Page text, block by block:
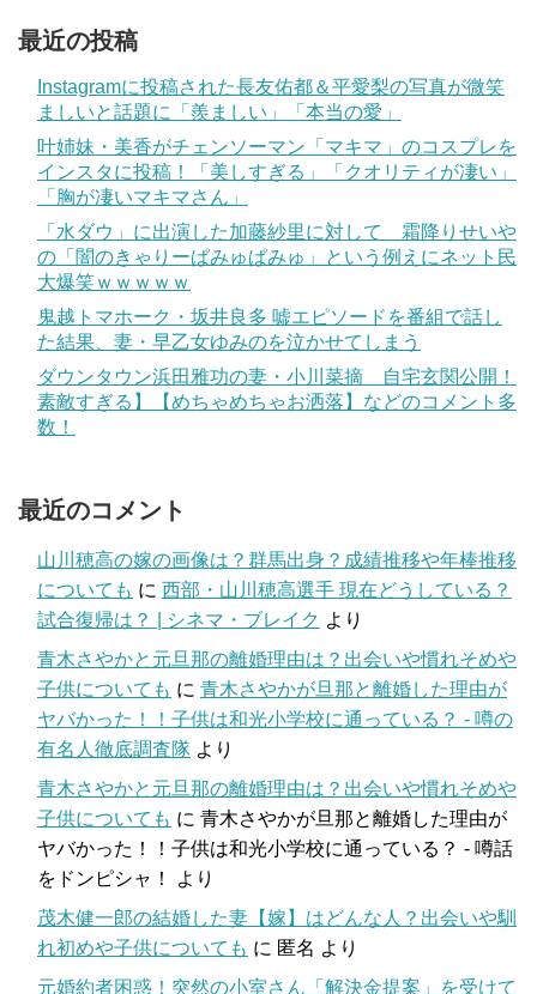
最近の投稿
Instagramに投稿された長友佑都＆平愛梨の写真が微笑
ましいと話題に「羨ましい」「本当の愛」
叶姉妹・美香がチェンソーマン「マキマ」のコスプレを
インスタに投稿！「美しすぎる」「クオリティが凄い」
「胸が凄いマキマさん」
「水ダウ」に出演した加藤紗里に対して 霜降りせいや
の「闇のきゃりーぱみゅぱみゅ」という例えにネット民
大爆笑ｗｗｗｗｗ
鬼越トマホーク・坂井良多 嘘エピソードを番組で話し
た結果、妻・早乙女ゆみのを泣かせてしまう
ダウンタウン浜田雅功の妻・小川菜摘 自宅玄関公開！
素敵すぎる】【めちゃめちゃお洒落】などのコメント多
数！
最近のコメント
山川穂高の嫁の画像は？群馬出身？成績推移や年棒推移
についても に 西部・山川穂高選手 現在どうしている？
試合復帰は？ | シネマ・ブレイク より
青木さやかと元旦那の離婚理由は？出会いや慣れそめや
子供についても に 青木さやかが旦那と離婚した理由が
ヤバかった！！子供は和光小学校に通っている？ - 噂の
有名人徹底調査隊 より
青木さやかと元旦那の離婚理由は？出会いや慣れそめや
子供についても に 青木さやかが旦那と離婚した理由が
ヤバかった！！子供は和光小学校に通っている？ - 噂話
をドンピシャ！
より
茂木健一郎の結婚した妻【嫁】はどんな人？出会いや馴
れ初めや子供についても に 匿名 より
元婚約者困惑！突然の小室さん「解決金提案」を受けて